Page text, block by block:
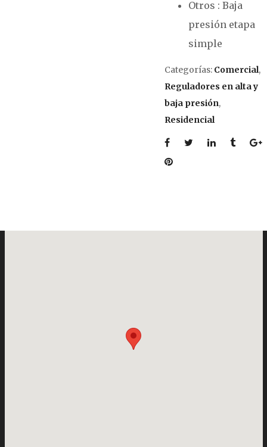
Otros : Baja
presión etapa
simple
Categorías: Comercial,
Reguladores en alta y
baja presión,
Residencial